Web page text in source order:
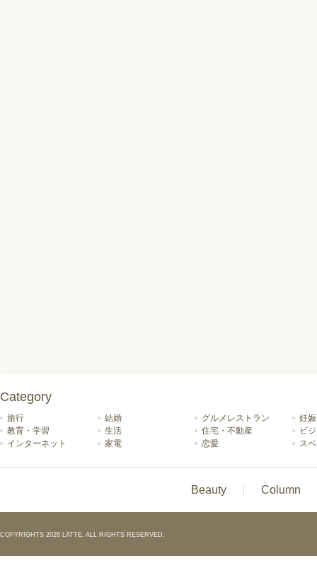
Category
旅行 結婚 グルメレストラン
妊
教育・学習
生活 住宅・不動産
ビ
インターネット
家電 恋愛 ス
Beauty Column
COPYRIGHTS 2026 LATTE. ALL RIGHTS RESERVED.